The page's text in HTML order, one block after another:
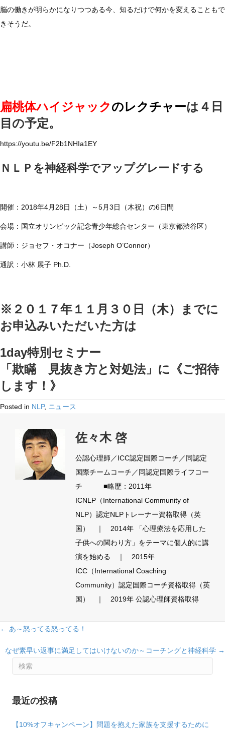
脳の働きが明らかになりつつある今、知るだけで何かを変えることもで
きそうだ。
扁桃体ハイジャックのレクチャーは４日
目の予定。
https://youtu.be/F2b1NHIa1EY
ＮＬＰを神経科学でアップグレードする
開催：2018年4月28日（土）～5月3日（木祝）の6日間
会場：国立オリンピック記念青少年総合センター（東京都渋谷区）
講師：ジョセフ・オコナー（Joseph O’Connor）
通訳：小林 展子 Ph.D.
※２０１７年１１月３０日（木）までに
お申込みいただいた方は
1day特別セミナー
「欺瞞 見抜き方と対処法」 に《ご招待
します！》
Posted in NLP, ニュース
佐々木 啓
公認心理師／ICC認定国際コーチ／同認定
国際チームコーチ／同認定国際ライフコー
チ ■略歴：2011年
ICNLP（International Community of
NLP）認定NLPトレーナー資格取得（英
国） ｜ 2014年 「心理療法を応用した
子供への関わり方」をテーマに個人的に講
演を始める ｜ 2015年
ICC（International Coaching
Community）認定国際コーチ資格取得（英
国） ｜ 2019年 公認心理師資格取得
Posts
← あ～怒ってる怒ってる！
なぜ素早い返事に満足してはいけないのか～コーチングと神経科学 →
最近の投稿
【10%オフキャンペーン】問題を抱えた家族を支援するために